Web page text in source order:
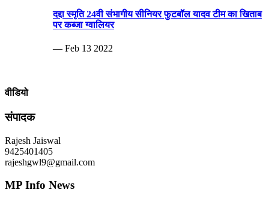
दद्दा स्मृति 24वी संभागीय सीनियर फुटबॉल यादव टीम का खिताब
पर कब्जा ग्वालियर
— Feb 13 2022
वीडियो
संपादक
Rajesh Jaiswal
9425401405
rajeshgwl9@gmail.com
MP Info News